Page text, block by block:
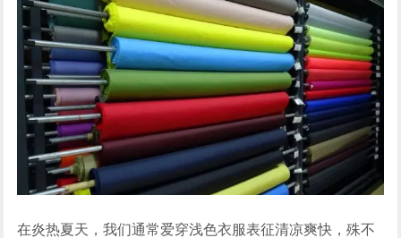
在炎热夏天，我们通常爱穿浅色衣服表征清凉爽快，殊不